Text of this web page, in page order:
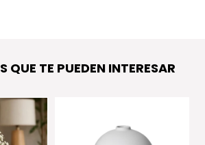
QUE TE PUEDEN INTERESAR